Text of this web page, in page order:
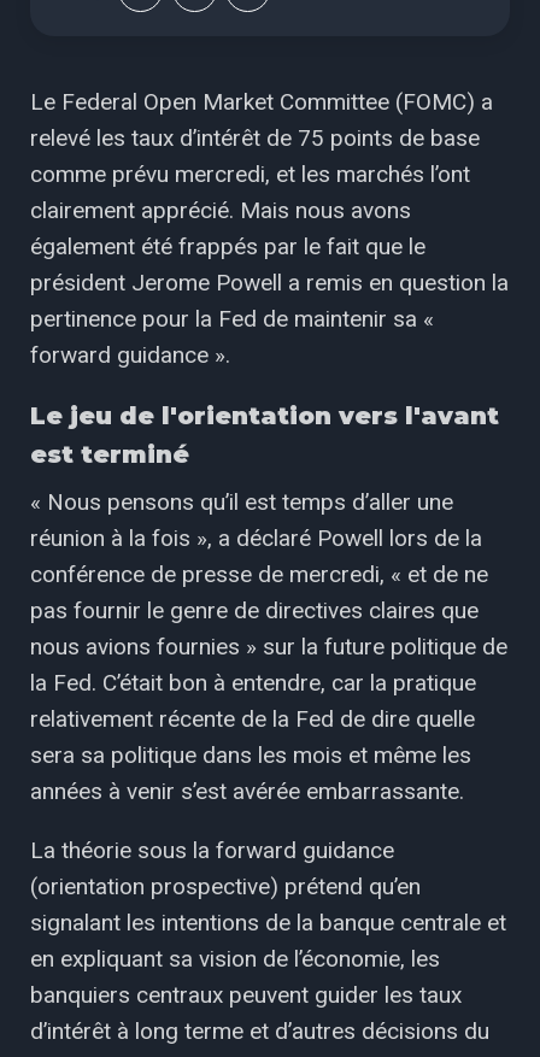
Le Federal Open Market Committee (FOMC) a
relevé les taux d’intérêt de 75 points de base
comme prévu mercredi, et les marchés l’ont
clairement apprécié. Mais nous avons
également été frappés par le fait que le
président Jerome Powell a remis en question la
pertinence pour la Fed de maintenir sa «
forward guidance ».
Le jeu de l'orientation vers l'avant
est terminé
« Nous pensons qu’il est temps d’aller une
réunion à la fois », a déclaré Powell lors de la
conférence de presse de mercredi, « et de ne
pas fournir le genre de directives claires que
nous avions fournies » sur la future politique de
la Fed. C’était bon à entendre, car la pratique
relativement récente de la Fed de dire quelle
sera sa politique dans les mois et même les
années à venir s’est avérée embarrassante.
La théorie sous la forward guidance
(orientation prospective) prétend qu’en
signalant les intentions de la banque centrale et
en expliquant sa vision de l’économie, les
banquiers centraux peuvent guider les taux
d’intérêt à long terme et d’autres décisions du